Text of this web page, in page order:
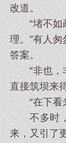
改道。
“堵不如
理。”有人
答案。
“非也，非
直接筑坝来
“在下看来
不多时，
来，又引了